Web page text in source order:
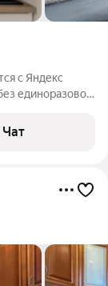
с Яндекс
единоразовой
это так
Чат